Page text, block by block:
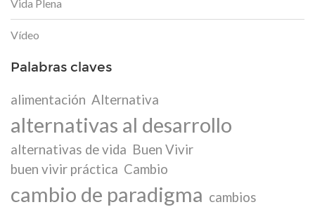
Vida Plena
Vídeo
Palabras claves
alimentación Alternativa
alternativas al desarrollo
alternativas de vida Buen Vivir
buen vivir práctica Cambio
cambio de paradigma cambios